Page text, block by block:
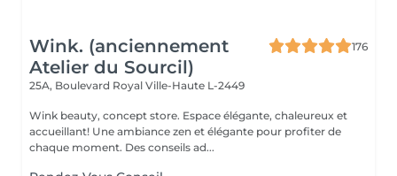
Wink. (anciennement
Atelier du Sourcil)
176
25A, Boulevard Royal Ville-Haute L-2449
Wink beauty, concept store. Espace élégante, chaleureux et
accueillant! Une ambiance zen et élégante pour profiter de
chaque moment. Des conseils ad...